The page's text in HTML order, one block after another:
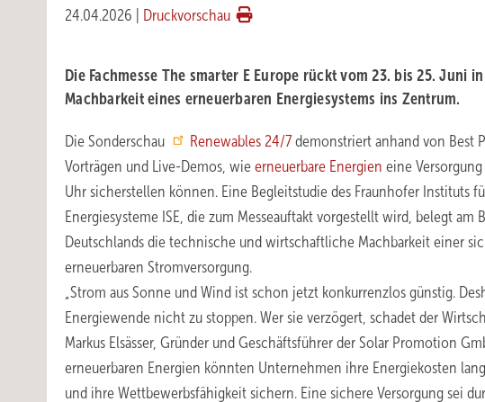
24.04.2026 Druckvorschau
Die Fachmesse The smarter E Europe rückt vom 23. bis 25. Juni
Machbarkeit eines erneuerbaren Energiesystems ins Zentrum.
Die Sonderschau Renewables 24/7 demonstriert anhand von Best
Vorträgen und Live-Demos, wie erneuerbare Energien eine
Uhr sicherstellen können. Eine Begleitstudie des Fraunhofer Instituts
Energiesysteme ISE, die zum Messeauftakt vorgestellt wird, belegt am
Deutschlands die technische und wirtschaftliche Machbarkeit einer
erneuerbaren Stromversorgung.
„Strom aus Sonne und Wind ist schon jetzt konkurrenzlos günstig.
Energiewende nicht zu stoppen. Wer sie verzögert, schadet der
Markus Elsässer, Gründer und Geschäftsführer der Solar Promotion
erneuerbaren Energien könnten Unternehmen ihre Energiekosten
und ihre Wettbewerbsfähigkeit sichern. Eine sichere Versorgung sei